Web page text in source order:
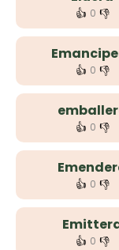
👍 0 👎
👍 0 👎
👍 0 👎
👍 0 👎
👍 0 👎